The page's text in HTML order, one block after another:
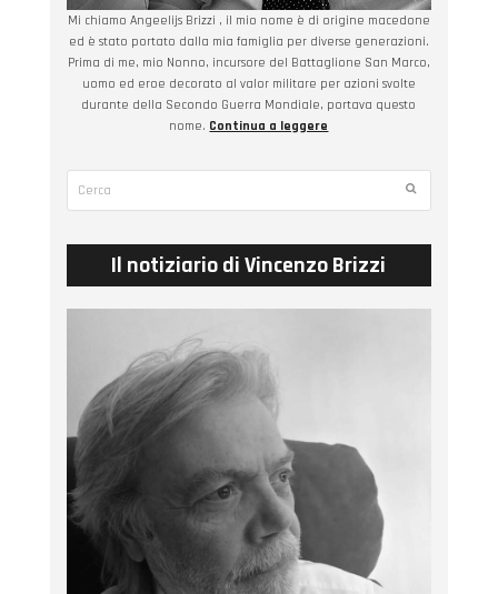
Mi chiamo Angeelijs Brizzi , il mio nome è di origine macedone
ed è stato portato dalla mia famiglia per diverse generazioni.
Prima di me, mio Nonno, incursore del Battaglione San Marco,
uomo ed eroe decorato al valor militare per azioni svolte
durante della Secondo Guerra Mondiale, portava questo
nome. Continua a leggere
Submit
Il notiziario di Vincenzo Brizzi